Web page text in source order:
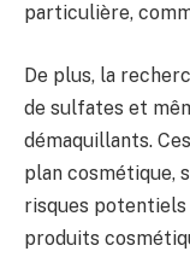
particulière,
De plus, la
de sulfates et
démaquillants.
plan cosmétique,
risques
produits